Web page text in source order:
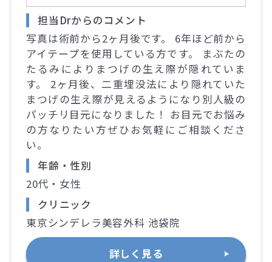
担当Drからのコメント
写真は術前から2ヶ月後です。 6年ほど前から
アイテープを使用している方です。 まぶたの
たるみによりまつげの生え際が隠れていま
す。 2ヶ月後、二重埋没法により隠れていた
まつげの生え際が見えるようになり別人級の
パッチリ目元になりました！ お目元でお悩み
の方なりたい方ぜひお気軽にご相談くださ
い。
年齢・性別
20代・女性
クリニック
東京シンデレラ美容外科 池袋院
詳しく見る